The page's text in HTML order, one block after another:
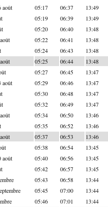
août 05:17 06:37 13:49
05:19 06:39 13:49
05:20 06:40 13:48
05:22 06:41 13:48
05:24 06:43 13:48
05:25 06:44 13:48
05:27 06:45 13:47
août 05:29 06:46 13:47
05:30 06:48 13:47
05:32 06:49 13:47
05:34 06:50 13:46
05:35 06:52 13:46
05:37 06:53 13:46
05:38 06:54 13:45
août 05:40 06:56 13:45
05:42 06:57 13:45
05:43 06:58 13:44
05:45 07:00 13:44
05:46 07:01 13:44